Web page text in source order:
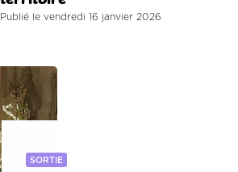
Publié le vendredi 16 janvier 2026
SORTIE